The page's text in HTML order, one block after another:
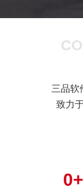
三品软
致力
0+